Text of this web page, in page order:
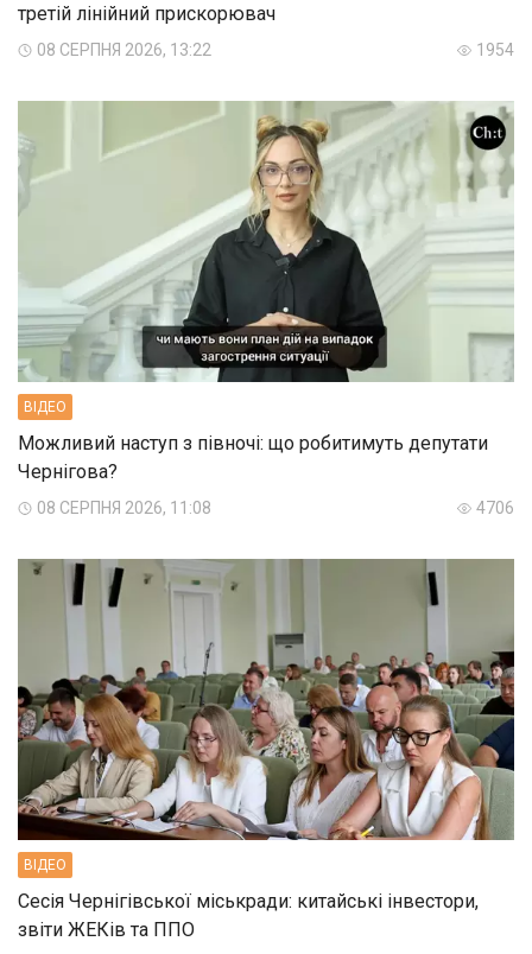
третій лінійний прискорювач
08 СЕРПНЯ 2026, 13:22 1954
ВIДЕО
Можливий наступ з півночі: що робитимуть депутати
Чернігова?
08 СЕРПНЯ 2026, 11:08 4706
ВIДЕО
Сесія Чернігівської міськради: китайські інвестори,
звіти ЖЕКів та ППО